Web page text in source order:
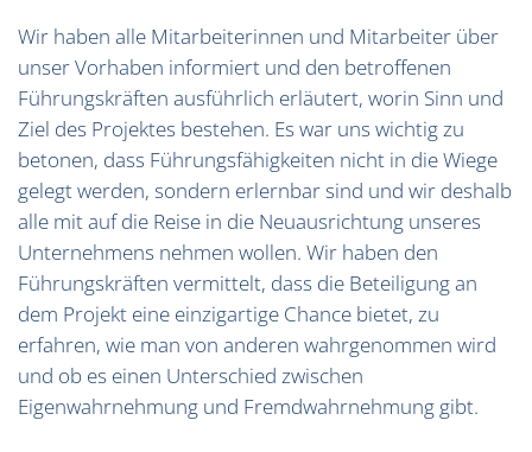
Wir haben alle Mitarbeiterinnen und Mitarbeiter über
unser Vorhaben informiert und den betroffenen
Führungskräften ausführlich erläutert, worin Sinn und
Ziel des Projektes bestehen. Es war uns wichtig zu
betonen, dass Führungsfähigkeiten nicht in die Wiege
gelegt werden, sondern erlernbar sind und wir deshalb
alle mit auf die Reise in die Neuausrichtung unseres
Unternehmens nehmen wollen. Wir haben den
Führungskräften vermittelt, dass die Beteiligung an
dem Projekt eine einzigartige Chance bietet, zu
erfahren, wie man von anderen wahrgenommen wird
und ob es einen Unterschied zwischen
Eigenwahrnehmung und Fremdwahrnehmung gibt.